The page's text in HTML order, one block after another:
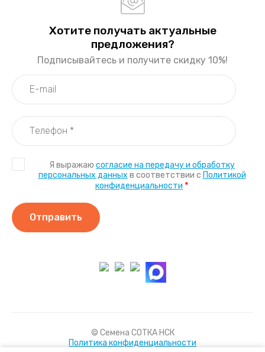
Хотите получать актуальные
предложения?
Подписывайтесь и получите скидку 10%!
Я выражаю согласие на передачу и обработку
персональных данных в соответствии с Политикой
конфиденциальности *
Отправить
© Семена СОТКА НСК
Политика конфиденциальности